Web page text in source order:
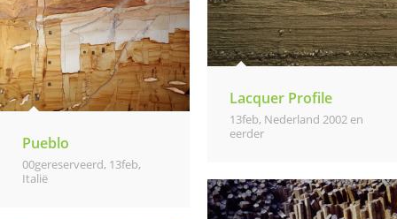
Lacquer Profile
13feb, Nederland 2002 en
eerder
Pueblo
00gereserveerd, 13feb,
Italië